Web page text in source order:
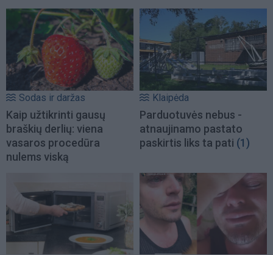
Sodas ir daržas
Kaip užtikrinti gausų
braškių derlių: viena
vasaros procedūra
nulems viską
Klaipėda
Parduotuvės nebus -
atnaujinamo pastato
paskirtis liks ta pati (1)